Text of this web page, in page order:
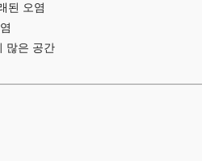
된 오염
많은 공간